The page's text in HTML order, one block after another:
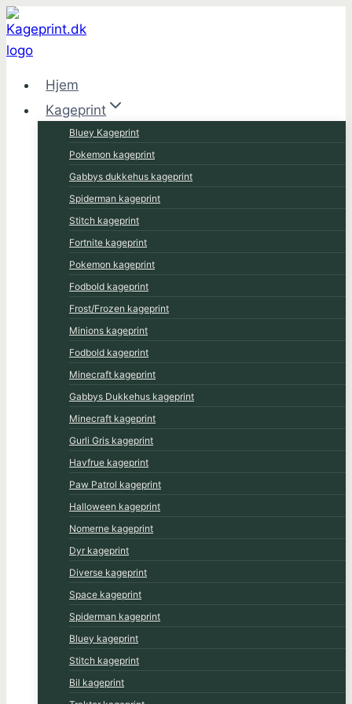
Fortsæt
til
indhold
Hjem
Kageprint
Bluey Kageprint
Pokemon kageprint
Gabbys dukkehus kageprint
Spiderman kageprint
Stitch kageprint
Fortnite kageprint
Pokemon kageprint
Fodbold kageprint
Frost/Frozen kageprint
Minions kageprint
Fodbold kageprint
Minecraft kageprint
Gabbys Dukkehus kageprint
Minecraft kageprint
Gurli Gris kageprint
Havfrue kageprint
Paw Patrol kageprint
Halloween kageprint
Nomerne kageprint
Dyr kageprint
Diverse kageprint
Space kageprint
Spiderman kageprint
Bluey kageprint
Stitch kageprint
Bil kageprint